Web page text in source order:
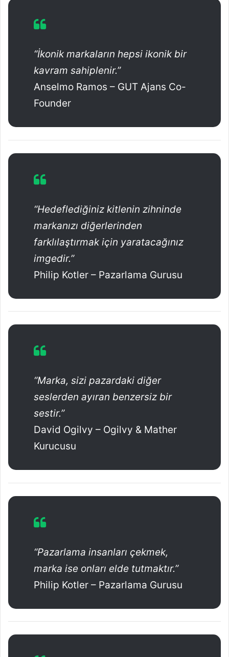
“İkonik markaların hepsi ikonik bir
kavram sahiplenir.”
Anselmo Ramos – GUT Ajans Co-
Founder
“Hedeflediğiniz kitlenin zihninde
markanızı diğerlerinden
farklılaştırmak için yaratacağınız
imgedir.”
Philip Kotler – Pazarlama Gurusu
“Marka, sizi pazardaki diğer
seslerden ayıran benzersiz bir
sestir.”
David Ogilvy – Ogilvy & Mather
Kurucusu
“Pazarlama insanları çekmek,
marka ise onları elde tutmaktır.”
Philip Kotler – Pazarlama Gurusu